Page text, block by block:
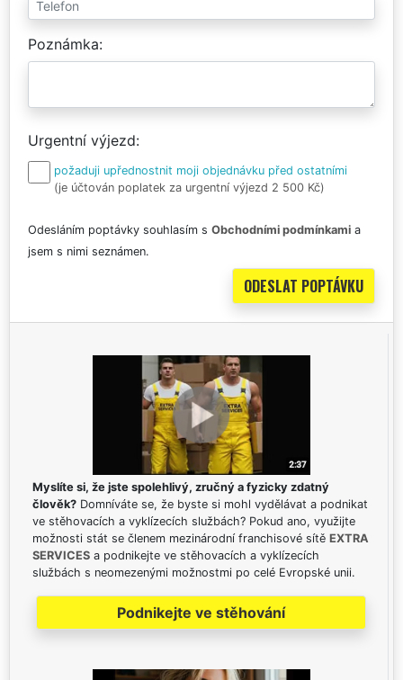
Poznámka
Urgentní výjezd
požaduji upřednostnit moji objednávku před ostatními
(je účtován poplatek za urgentní výjezd 2 500 Kč)
Odesláním poptávky souhlasím s Obchodními podmínkami a
jsem s nimi seznámen.
Myslíte si, že jste spolehlivý, zručný a fyzicky zdatný
člověk? Domníváte se, že byste si mohl vydělávat a podnikat
ve stěhovacích a vyklízecích službách? Pokud ano, využijte
možnosti stát se členem mezinárodní franchisové sítě EXTRA
SERVICES a podnikejte ve stěhovacích a vyklízecích
službách s neomezenými možnostmi po celé Evropské unii.
Podnikejte ve stěhování